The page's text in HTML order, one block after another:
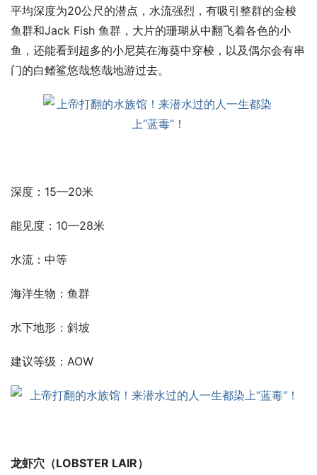
平均深度为20公尺的潜点，水流强烈，有吸引整群的金梭
鱼群和Jack Fish 鱼群，大片的珊瑚从中翻飞着各色的小
鱼，还能看到超多的小尼莫在海葵中穿梭，以及偶尔会有串
门的白鳍鲨悠哉悠哉地游过去。
深度：15—20米
能见度：10—28米
水流：中等
海洋生物：鱼群
水下地形：斜坡
建议等级：AOW
龙虾穴（LOBSTER LAIR）